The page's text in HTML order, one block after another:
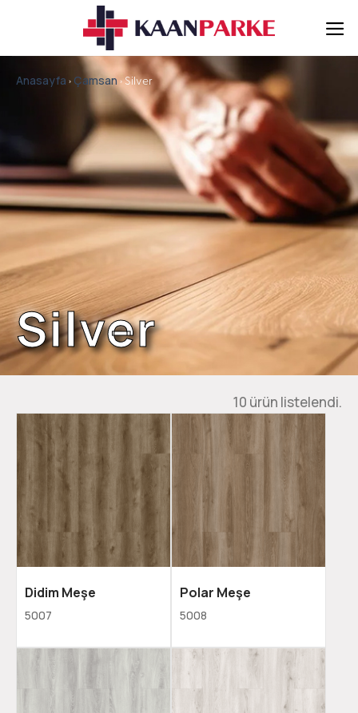
Anasayfa › Çamsan › Silver
Silver
10 ürün listelendi.
Didim Meşe
5007
Polar Meşe
5008